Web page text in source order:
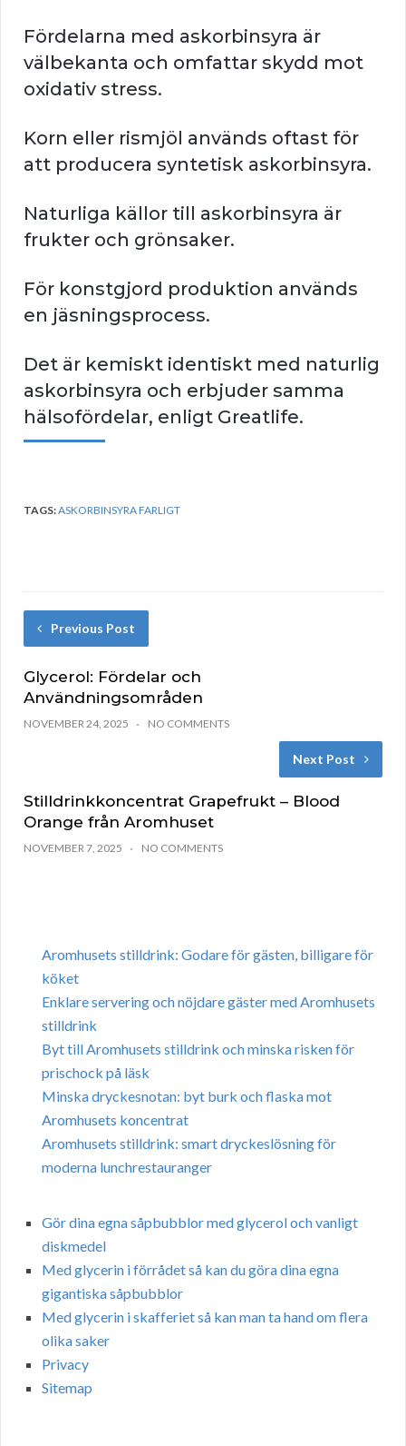
Fördelarna med askorbinsyra är
välbekanta och omfattar skydd mot
oxidativ stress.
Korn eller rismjöl används oftast för
att producera syntetisk askorbinsyra.
Naturliga källor till askorbinsyra är
frukter och grönsaker.
För konstgjord produktion används
en jäsningsprocess.
Det är kemiskt identiskt med naturlig
askorbinsyra och erbjuder samma
hälsofördelar, enligt Greatlife.
TAGS:ASKORBINSYRA FARLIGT
Previous Post
Glycerol: Fördelar och
Användningsområden
NOVEMBER 24, 2025 NO COMMENTS
Next Post
Stilldrinkkoncentrat Grapefrukt – Blood
Orange från Aromhuset
NOVEMBER 7, 2025 NO COMMENTS
Aromhusets stilldrink: Godare för gästen, billigare för
köket
Enklare servering och nöjdare gäster med Aromhusets
stilldrink
Byt till Aromhusets stilldrink och minska risken för
prischock på läsk
Minska dryckesnotan: byt burk och flaska mot
Aromhusets koncentrat
Aromhusets stilldrink: smart dryckeslösning för
moderna lunchrestauranger
Gör dina egna såpbubblor med glycerol och vanligt
diskmedel
Med glycerin i förrådet så kan du göra dina egna
gigantiska såpbubblor
Med glycerin i skafferiet så kan man ta hand om flera
olika saker
Privacy
Sitemap